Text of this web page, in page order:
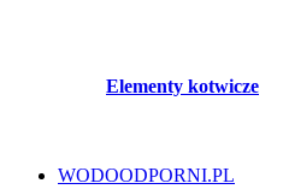
Elementy kotwicze
WODOODPORNI.PL